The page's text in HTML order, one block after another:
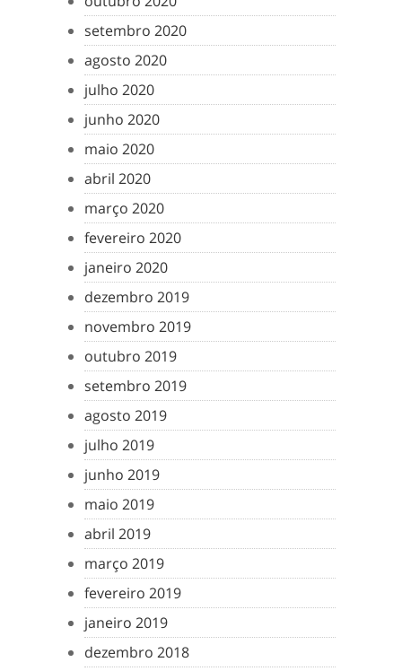
setembro 2020
agosto 2020
julho 2020
junho 2020
maio 2020
abril 2020
março 2020
fevereiro 2020
janeiro 2020
dezembro 2019
novembro 2019
outubro 2019
setembro 2019
agosto 2019
julho 2019
junho 2019
maio 2019
abril 2019
março 2019
fevereiro 2019
janeiro 2019
dezembro 2018